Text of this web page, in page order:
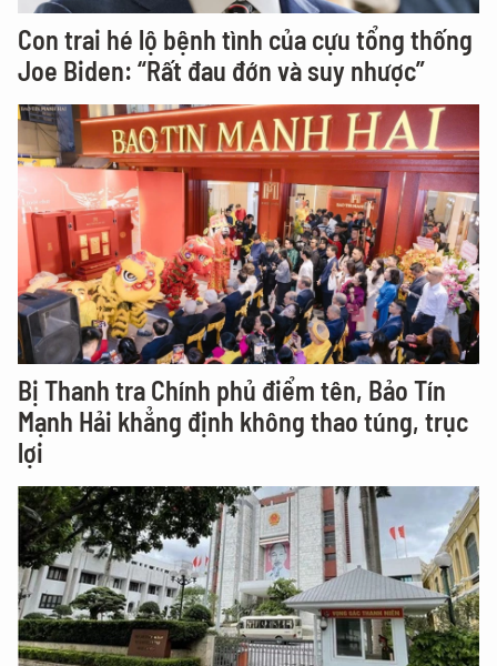
Con trai hé lộ bệnh tình của cựu tổng thống
Joe Biden: “Rất đau đớn và suy nhược”
Bị Thanh tra Chính phủ điểm tên, Bảo Tín
Mạnh Hải khẳng định không thao túng, trục
lợi